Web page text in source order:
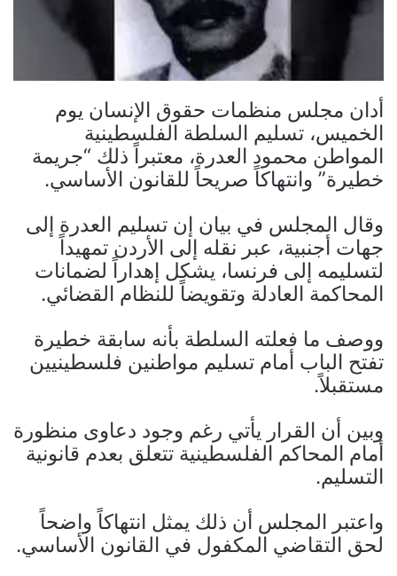
أدان مجلس منظمات حقوق الإنسان يوم
الخميس، تسليم السلطة الفلسطينية
المواطن محمود العدرة، معتبراً ذلك “جريمة
خطيرة” وانتهاكاً صريحاً للقانون الأساسي.
وقال المجلس في بيان إن تسليم العدرة إلى
جهات أجنبية، عبر نقله إلى الأردن تمهيداً
لتسليمه إلى فرنسا، يشكل إهداراً لضمانات
المحاكمة العادلة وتقويضاً للنظام القضائي.
ووصف ما فعلته السلطة بأنه سابقة خطيرة
تفتح الباب أمام تسليم مواطنين فلسطينيين
مستقبلاً.
وبين أن القرار يأتي رغم وجود دعاوى منظورة
أمام المحاكم الفلسطينية تتعلق بعدم قانونية
التسليم.
واعتبر المجلس أن ذلك يمثل انتهاكاً واضحاً
لحق التقاضي المكفول في القانون الأساسي.